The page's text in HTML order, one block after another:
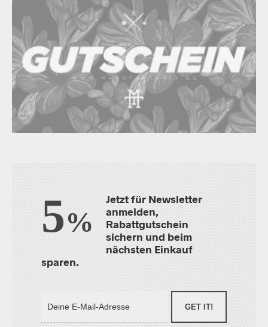
5%
Jetzt für Newsletter
anmelden,
Rabattgutschein
sichern und beim
nächsten Einkauf
sparen.
GET IT!